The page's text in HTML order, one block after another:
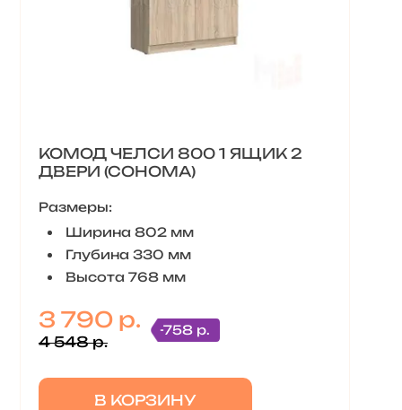
КОМОД ЧЕЛСИ 800 1 ЯЩИК 2
ДВЕРИ (СОНОМА)
Размеры:
Ширина 802 мм
Глубина 330 мм
Высота 768 мм
3 790 р.
4 548 р.
-758 р.
В КОРЗИНУ